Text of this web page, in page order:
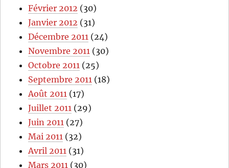
Février 2012 (30)
Janvier 2012 (31)
Décembre 2011 (24)
Novembre 2011 (30)
Octobre 2011 (25)
Septembre 2011 (18)
Août 2011 (17)
Juillet 2011 (29)
Juin 2011 (27)
Mai 2011 (32)
Avril 2011 (31)
Mars 2011 (30)